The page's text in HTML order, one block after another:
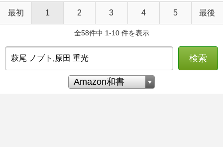
最初 1 2 3 4 5 最後
全58件中 1-10 件を表示
検索